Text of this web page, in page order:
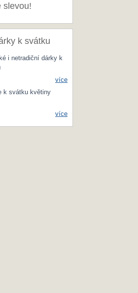
slevou!
k svátku
i netradiční dárky k
více
k svátku květiny
více